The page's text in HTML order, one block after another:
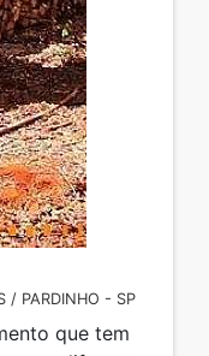
/ PARDINHO - SP
que tem